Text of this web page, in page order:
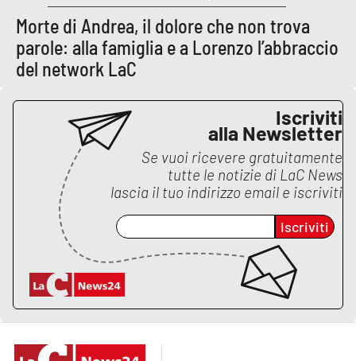
Morte di Andrea, il dolore che non trova
parole: alla famiglia e a Lorenzo l’abbraccio
del network LaC
Iscriviti
alla Newsletter
Se vuoi ricevere gratuitamente
tutte le notizie di LaC News
lascia il tuo indirizzo email e iscriviti
Iscriviti